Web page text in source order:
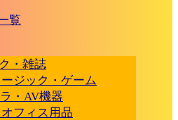
覧
・雑誌
ジック・ゲーム
・AV機器
フィス用品